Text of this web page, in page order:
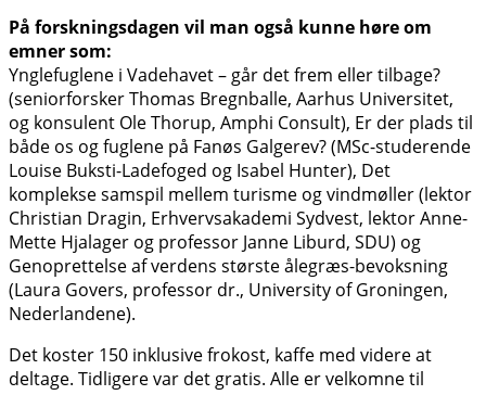
På forskningsdagen vil man også kunne høre om
emner som:
Ynglefuglene i Vadehavet – går det frem eller tilbage?
(seniorforsker Thomas Bregnballe, Aarhus Universitet,
og konsulent Ole Thorup, Amphi Consult), Er der plads til
både os og fuglene på Fanøs Galgerev? (MSc-studerende
Louise Buksti-Ladefoged og Isabel Hunter), Det
komplekse samspil mellem turisme og vindmøller (lektor
Christian Dragin, Erhvervsakademi Sydvest, lektor Anne-
Mette Hjalager og professor Janne Liburd, SDU) og
Genoprettelse af verdens største ålegræs-bevoksning
(Laura Govers, professor dr., University of Groningen,
Nederlandene).
Det koster 150 inklusive frokost, kaffe med videre at
deltage. Tidligere var det gratis. Alle er velkomne til